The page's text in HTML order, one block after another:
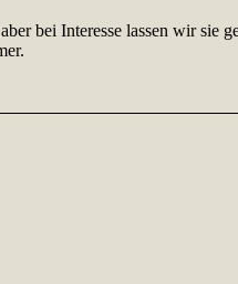
bei Interesse lassen wir sie